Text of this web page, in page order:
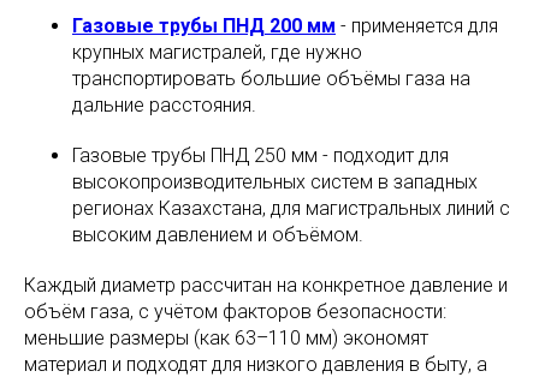
Газовые трубы ПНД 200 мм - применяется для
крупных магистралей, где нужно
транспортировать большие объёмы газа на
дальние расстояния.
Газовые трубы ПНД 250 мм - подходит для
высокопроизводительных систем в западных
регионах Казахстана, для магистральных линий с
высоким давлением и объёмом.
Каждый диаметр рассчитан на конкретное давление и
объём газа, с учётом факторов безопасности:
меньшие размеры (как 63–110 мм) экономят
материал и подходят для низкого давления в быту, а